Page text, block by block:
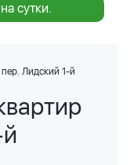
сутки.
пер. Лидский 1-й